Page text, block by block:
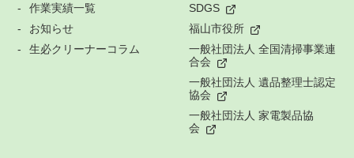
作業実績一覧
お知らせ
生必クリーナーコラム
SDGS
福山市役所
一般社団法人 全国清掃事業連
合会
一般社団法人 遺品整理士認定
協会
一般社団法人 家電製品協
会